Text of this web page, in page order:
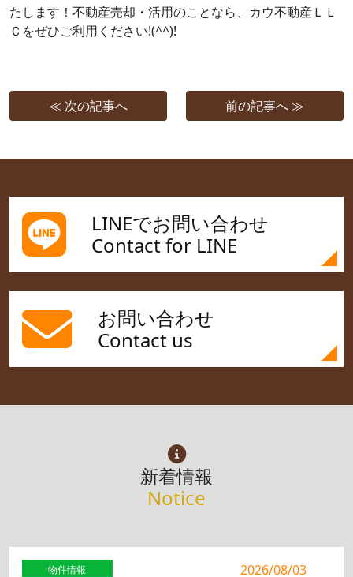
たします！不動産売却・活用のことなら、カウ不動産ＬＬ
Ｃをぜひご利用ください!(^^)!
≪ 次の記事へ 前の記事へ ≫
LINEでお問い合わせ
Contact for LINE
お問い合わせ
Contact us
新着情報
Notice
物件情報
2026/08/03